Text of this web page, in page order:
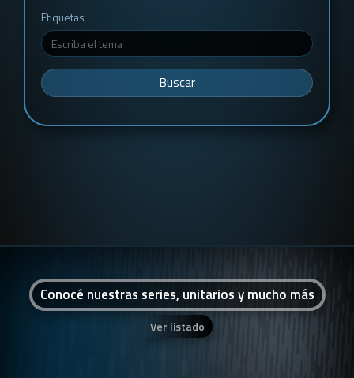
Etiquetas
Buscar
Conocé nuestras series, unitarios y mucho más
Ver listado